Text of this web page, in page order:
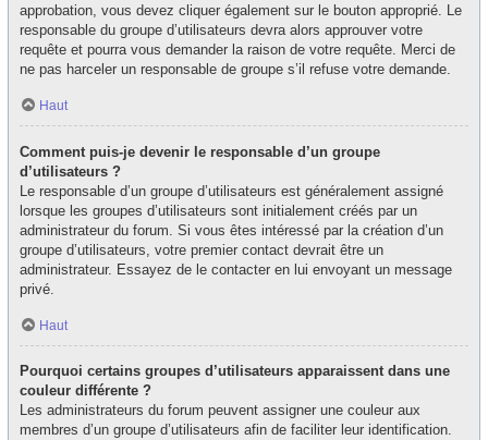
approbation, vous devez cliquer également sur le bouton approprié. Le
responsable du groupe d’utilisateurs devra alors approuver votre
requête et pourra vous demander la raison de votre requête. Merci de
ne pas harceler un responsable de groupe s’il refuse votre demande.
Haut
Comment puis-je devenir le responsable d’un groupe
d’utilisateurs ?
Le responsable d’un groupe d’utilisateurs est généralement assigné
lorsque les groupes d’utilisateurs sont initialement créés par un
administrateur du forum. Si vous êtes intéressé par la création d’un
groupe d’utilisateurs, votre premier contact devrait être un
administrateur. Essayez de le contacter en lui envoyant un message
privé.
Haut
Pourquoi certains groupes d’utilisateurs apparaissent dans une
couleur différente ?
Les administrateurs du forum peuvent assigner une couleur aux
membres d’un groupe d’utilisateurs afin de faciliter leur identification.